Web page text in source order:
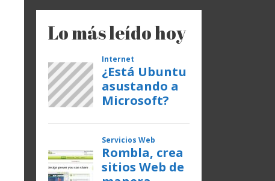
Lo más leído hoy